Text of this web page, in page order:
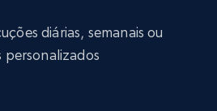
diárias, semanais ou
personalizados